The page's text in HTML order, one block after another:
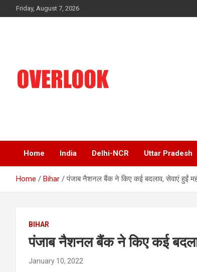
to
Friday, August 7, 2026
Home India Delhi-NCR Uttar Pradesh
Home Bihar पंजाब नैशनल बैंक ने किए कई बदलाव, सेवाएं हुईं
BIHAR
पंजाब नैशनल बैंक ने किए कई
January 10, 2022